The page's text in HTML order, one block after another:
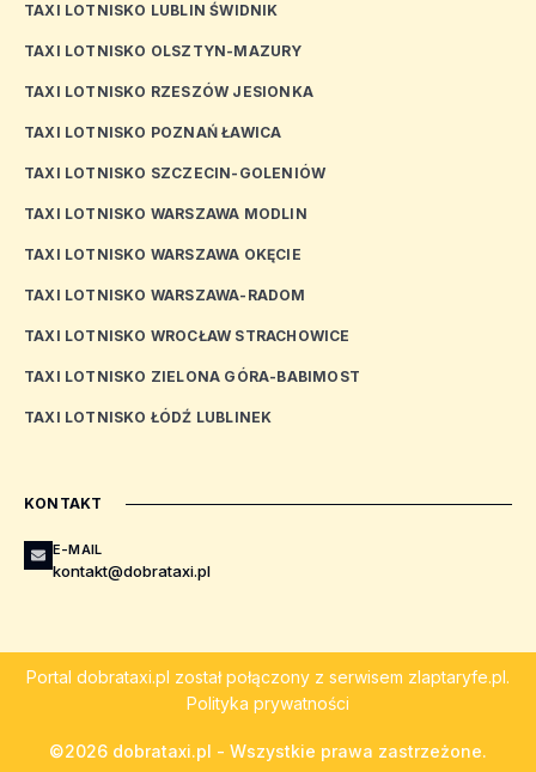
TAXI LOTNISKO LUBLIN ŚWIDNIK
TAXI LOTNISKO OLSZTYN-MAZURY
TAXI LOTNISKO RZESZÓW JESIONKA
TAXI LOTNISKO POZNAŃ ŁAWICA
TAXI LOTNISKO SZCZECIN-GOLENIÓW
TAXI LOTNISKO WARSZAWA MODLIN
TAXI LOTNISKO WARSZAWA OKĘCIE
TAXI LOTNISKO WARSZAWA-RADOM
TAXI LOTNISKO WROCŁAW STRACHOWICE
TAXI LOTNISKO ZIELONA GÓRA-BABIMOST
TAXI LOTNISKO ŁÓDŹ LUBLINEK
KONTAKT
E-MAIL
kontakt@dobrataxi.pl
Portal dobrataxi.pl został połączony z serwisem zlaptaryfe.pl.
Polityka prywatności
©2026 dobrataxi.pl - Wszystkie prawa zastrzeżone.